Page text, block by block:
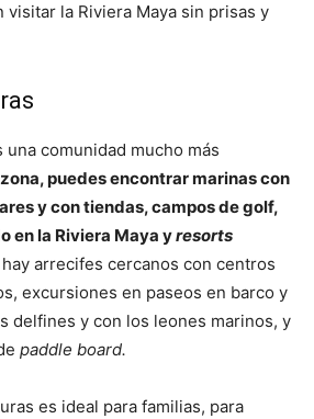
la Riviera Maya sin prisas y
comunidad mucho más
puedes encontrar marinas con
y con tiendas, campos de golf,
en la Riviera Maya yresorts
arrecifes cercanos con centros
excursiones en paseos en barco y
delfines y con los leones marinos, y
paddle board.
es ideal para familias, para